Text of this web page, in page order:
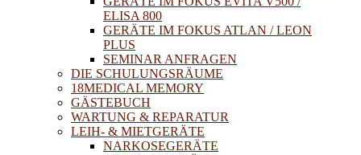
ELISA 800
GERÄTE IM FOKUS ATLAN / LEON
PLUS
SEMINAR ANFRAGEN
DIE SCHULUNGSRÄUME
18MEDICAL MEMORY
GÄSTEBUCH
WARTUNG & REPARATUR
LEIH- & MIETGERÄTE
NARKOSEGERÄTE